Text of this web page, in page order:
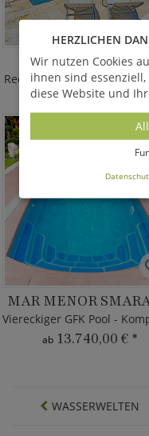
SAO PAULO
Rechteckiger Garten Pool -
ab 9.050,00 €*
MAR MENOR
ab 13.740,00 € *
WASSERWELTEN
HERZLICHEN
Wir nutzen Cookies
ihnen sind
diese Website und